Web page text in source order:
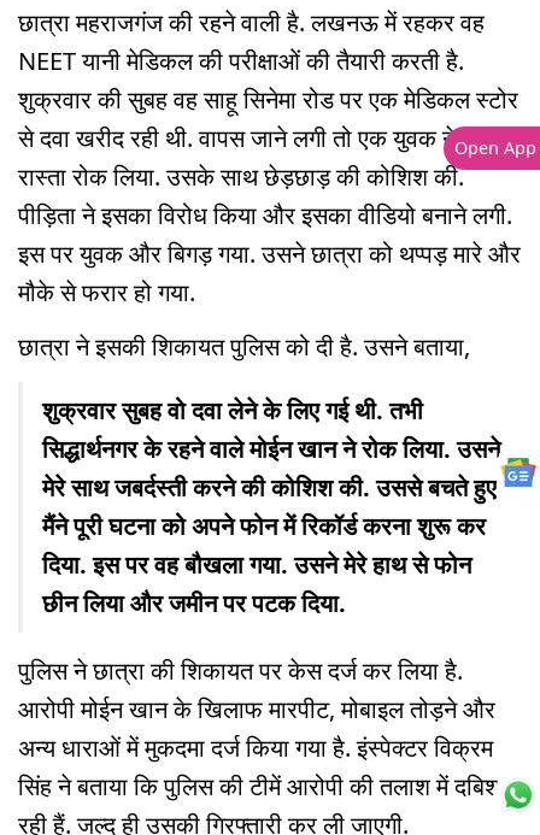
छात्रा महराजगंज की रहने वाली है. लखनऊ में रहकर वह
NEET यानी मेडिकल की परीक्षाओं की तैयारी करती है.
शुक्रवार की सुबह वह साहू सिनेमा रोड पर एक मेडिकल स्टोर
से दवा खरीद रही थी. वापस जाने लगी तो एक युवक ने उसका
रास्ता रोक लिया. उसके साथ छेड़छाड़ की कोशिश की.
पीड़िता ने इसका विरोध किया और इसका वीडियो बनाने लगी.
इस पर युवक और बिगड़ गया. उसने छात्रा को थप्पड़ मारे और
मौके से फरार हो गया.
छात्रा ने इसकी शिकायत पुलिस को दी है. उसने बताया,
शुक्रवार सुबह वो दवा लेने के लिए गई थी. तभी
सिद्धार्थनगर के रहने वाले मोईन खान ने रोक लिया. उसने
मेरे साथ जबर्दस्ती करने की कोशिश की. उससे बचते हुए
मैंने पूरी घटना को अपने फोन में रिकॉर्ड करना शुरू कर
दिया. इस पर वह बौखला गया. उसने मेरे हाथ से फोन
छीन लिया और जमीन पर पटक दिया.
पुलिस ने छात्रा की शिकायत पर केस दर्ज कर लिया है.
आरोपी मोईन खान के खिलाफ मारपीट, मोबाइल तोड़ने और
अन्य धाराओं में मुकदमा दर्ज किया गया है. इंस्पेक्टर विक्रम
सिंह ने बताया कि पुलिस की टीमें आरोपी की तलाश में दबिश दे
रही हैं. जल्द ही उसकी गिरफ्तारी कर ली जाएगी.
Open App